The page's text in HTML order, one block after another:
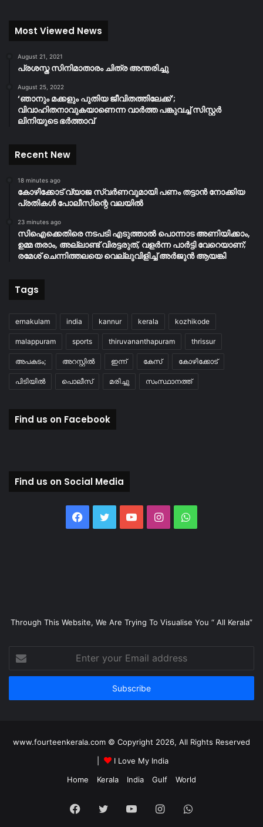
Most Viewed News
August 21, 2021
പ്രശസ്ത സിനിമാതാരം ചിത്ര അന്തരിച്ചു
August 25, 2022
‘ഞാനും മക്കളും പുതിയ ജീവിതത്തിലേക്ക്’;
വിവാഹിതനാവുകയാണെന്ന വാർത്ത പങ്കുവച്ച് സിസ്റ്റർ
ലിനിയുടെ ഭർത്താവ്
Recent New
18 minutes ago
കോഴിക്കോട് വ്യാജ സ്വർണവുമായി പണം തട്ടാൻ നോക്കിയ
പ്രതികൾ പോലീസിന്റെ വലയിൽ
23 minutes ago
സിഐക്കെതിരെ നടപടി എടുത്താൽ പൊന്നാട അണിയിക്കാം,
ഉമ്മ തരാം, അല്ലാണ്ട് വിരട്ടരുത്, വളർന്ന പാർട്ടി വേറെയാണ്;
രമേശ് ചെന്നിത്തലയെ വെല്ലുവിളിച്ച് അർജുൻ ആയങ്കി
Tags
ernakulam india kannur kerala kozhikode
malappuram sports thiruvananthapuram thrissur
അപകടം; അറസ്റ്റിൽ ഇന്ന് കേസ് കോഴിക്കോട്
പിടിയിൽ പൊലീസ് മരിച്ചു സംസ്ഥാനത്ത്
Find us on Facebook
Find us on Social Media
Facebook
TwitterYouTubeInstagramWhatsApp
Through This Website, We Are Trying To Visualise You “ All Kerala”
your
Email
www.fourteenkerala.com © Copyright 2026, All Rights Reserved
I Love My India
Home
Kerala India Gulf World
Facebook
TwitterYouTubeInstagramWhatsApp